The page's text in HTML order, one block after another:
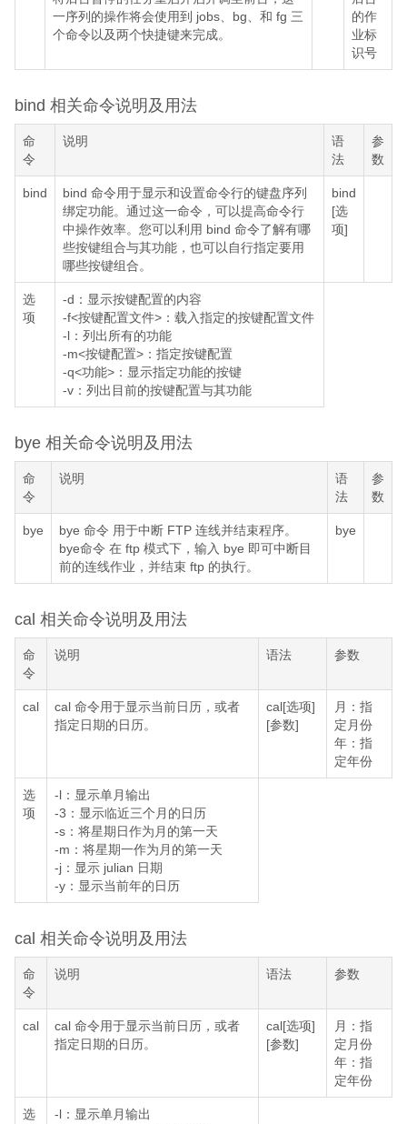
一序列的操作将会使用到 jobs、bg、和 fg 三
个命令以及两个快捷键来完成。
的作
业标
识号
bind 相关命令说明及用法
命
令
说明
语
法
参
数
bind
bind 命令用于显示和设置命令行的键盘序列
绑定功能。通过这一命令，可以提高命令行
中操作效率。您可以利用 bind 命令了解有哪
些按键组合与其功能，也可以自行指定要用
哪些按键组合。
bind
[选
项]
选
项
-d：显示按键配置的内容
-f<按键配置文件>：载入指定的按键配置文件
-l：列出所有的功能
-m<按键配置>：指定按键配置
-q<功能>：显示指定功能的按键
-v：列出目前的按键配置与其功能
bye 相关命令说明及用法
命
令
说明
语
法
参
数
bye
bye 命令 用于中断 FTP 连线并结束程序。
bye命令 在 ftp 模式下，输入 bye 即可中断目
前的连线作业，并结束 ftp 的执行。
bye
cal 相关命令说明及用法
命
令
说明 语法 参数
cal
cal 命令用于显示当前日历，或者
指定日期的日历。
cal[选项]
[参数]
月：指
定月份
年：指
定年份
选
项
-l：显示单月输出
-3：显示临近三个月的日历
-s：将星期日作为月的第一天
-m：将星期一作为月的第一天
-j：显示 julian 日期
-y：显示当前年的日历
cal 相关命令说明及用法
命
令
说明 语法 参数
cal
cal 命令用于显示当前日历，或者
指定日期的日历。
cal[选项]
[参数]
月：指
定月份
年：指
定年份
选
-l：显示单月输出